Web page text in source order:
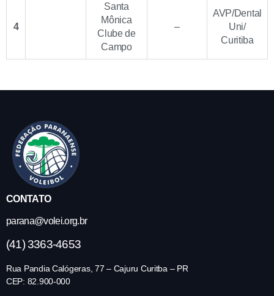
4
Santa
Mônica
Clube de
Campo
–
AVP/Dental
Uni/
Curitiba
CONTATO
parana@volei.org.br
(41) 3363-4653
Rua Pandia Calógeras, 77 – Cajuru Curitba – PR
CEP: 82.900-000